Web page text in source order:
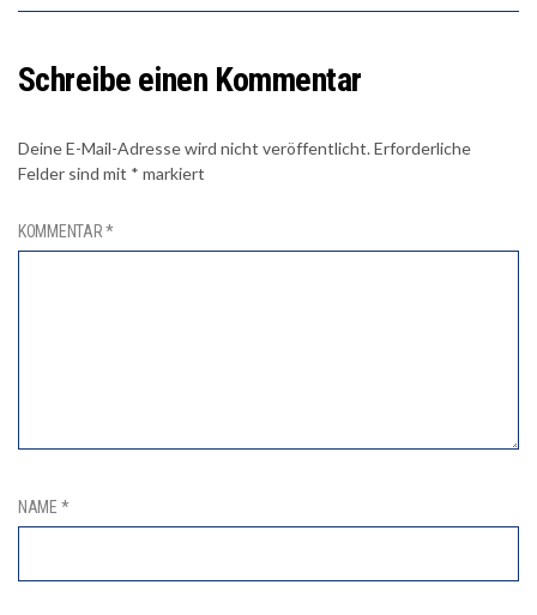
Schreibe einen Kommentar
Deine E-Mail-Adresse wird nicht veröffentlicht.Erforderliche
Felder sind mit * markiert
KOMMENTAR*
NAME *